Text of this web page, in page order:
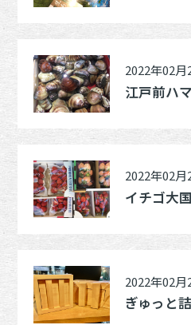
2022年02月
江戸前ハ
2022年02月
イチゴ大国
2022年02月
ぎゅっと